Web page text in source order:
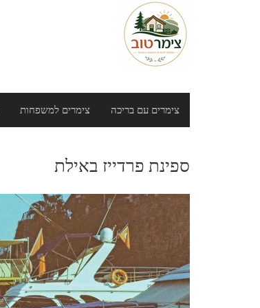
צימרים עם בריכה צימרים למשפחות
ספינת פרדייז באילת